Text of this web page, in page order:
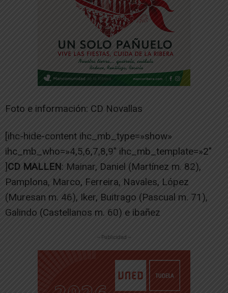
Foto e información: CD Novallas
[ihc-hide-content ihc_mb_type=»show»
ihc_mb_who=»4,5,6,7,8,9″ ihc_mb_template=»2″
]CD MALLEN: Mainar, Daniel (Martínez m. 82),
Pamplona, Marco, Ferreira, Navales, López
(Muresan m. 46), Iker, Buitrago (Pascual m. 71),
Galindo (Castellanos m. 60) e ibañez
-- Publicidad --